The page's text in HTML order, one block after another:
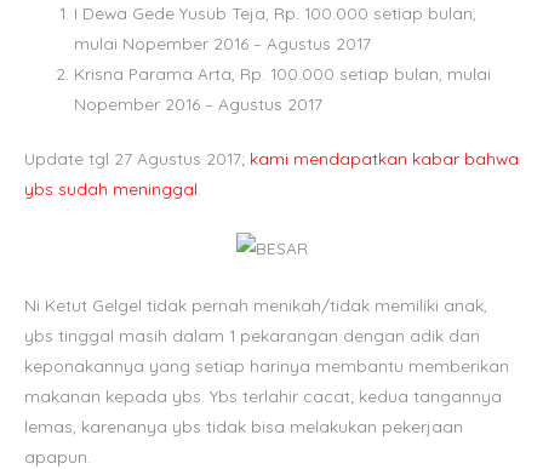
I Dewa Gede Yusub Teja, Rp. 100.000 setiap bulan,
mulai Nopember 2016 – Agustus 2017
Krisna Parama Arta, Rp. 100.000 setiap bulan, mulai
Nopember 2016 – Agustus 2017
Update tgl 27 Agustus 2017; kami mendapatkan kabar bahwa
ybs sudah meninggal
Ni Ketut Gelgel tidak pernah menikah/tidak memiliki anak,
ybs tinggal masih dalam 1 pekarangan dengan adik dan
keponakannya yang setiap harinya membantu memberikan
makanan kepada ybs. Ybs terlahir cacat; kedua tangannya
lemas, karenanya ybs tidak bisa melakukan pekerjaan
apapun.